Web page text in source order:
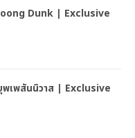
Dunk | Exclusive
เพสันนิวาส | Exclusive